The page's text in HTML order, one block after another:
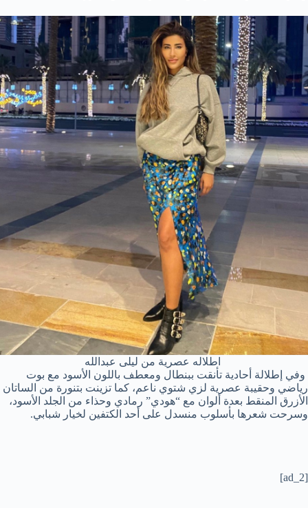
اطلاله عصرية من ليلى عبدالله
وفي إطلالة أحادية تأنقت ببنطال ومعطف باللون الأسود مع بوت
رياضي وحقيبة عصرية لزي شتوي ناعم، كما تزينت بتنورة من الساتان
الأزرق المنقط بعدة ألوان مع “هودي” رمادي وحذاء من الجلد الأسود،
وسرحت شعرها بأسلوب منسدل على أحد الكتفين لخيار شبابي.
[ad_2]